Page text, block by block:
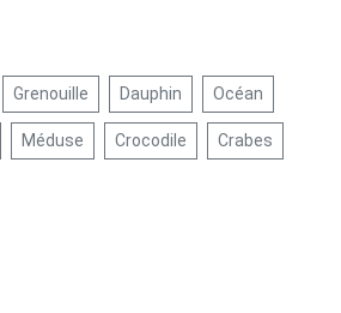
Grenouille Dauphin Océan
Méduse Crocodile Crabes